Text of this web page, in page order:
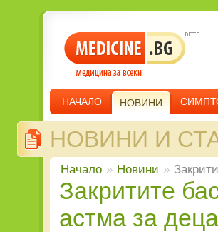
НАЧАЛО НОВИНИ
НОВИНИ И
Начало » Новини »
Закритите басейни носят риск от
астма за